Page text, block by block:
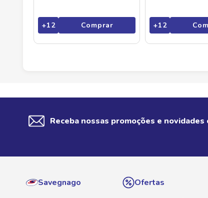
+12 Comprar +12
Receba nossas promoções e novidades
Savegnago
Ofertas